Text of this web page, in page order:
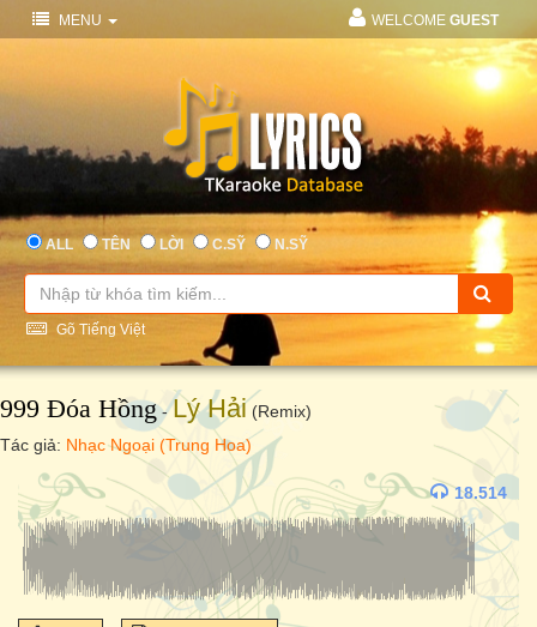
MENU WELCOME GUEST
ALL TÊN LỜI C.SỸ N.SỸ
Gõ Tiếng Việt
999 Đóa Hồng-Lý Hải (Remix)
Tác giả: Nhạc Ngoại (Trung Hoa)
18.514